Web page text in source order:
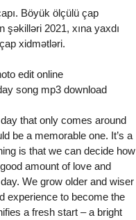
Böyük ölçülü çap
şəkilləri 2021, xına yaxdı
xidmətləri.
edit online
song mp3 download
that only comes around
be a memorable one. It’s a
is that we can decide how
amount of love and
We grow older and wiser
experience to become the
a fresh start – a bright